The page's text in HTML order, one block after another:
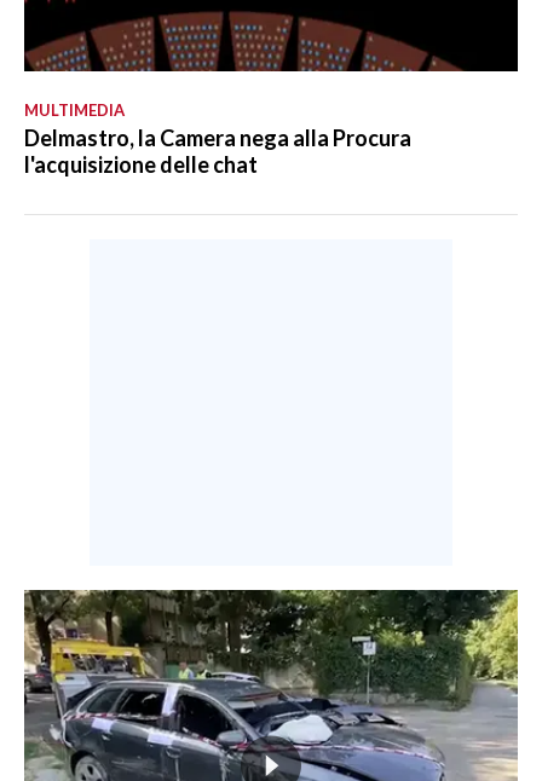
MULTIMEDIA
Delmastro, la Camera nega alla Procura
l'acquisizione delle chat